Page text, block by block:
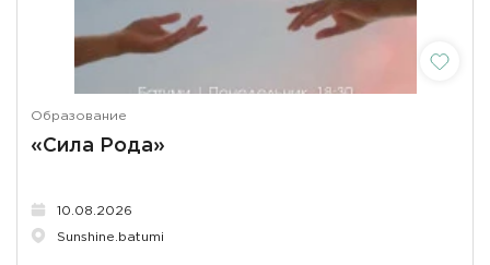
Образование
«Сила Рода»
10.08.2026
Sunshine.batumi